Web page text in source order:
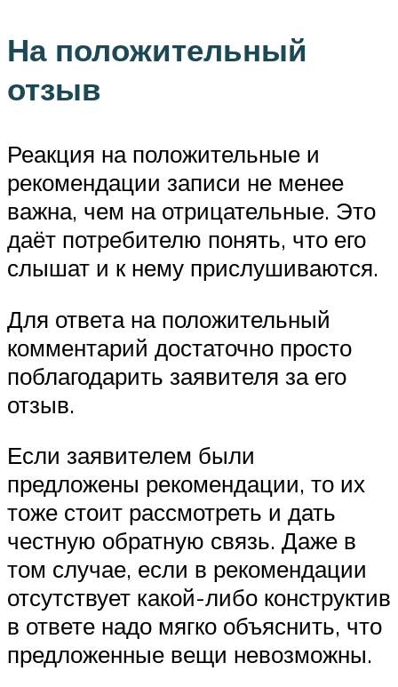
На положительный
отзыв
Реакция на положительные и
рекомендации записи не менее
важна, чем на отрицательные. Это
даёт потребителю понять, что его
слышат и к нему прислушиваются.
Для ответа на положительный
комментарий достаточно просто
поблагодарить заявителя за его
отзыв.
Если заявителем были
предложены рекомендации, то их
тоже стоит рассмотреть и дать
честную обратную связь. Даже в
том случае, если в рекомендации
отсутствует какой-либо конструктив
в ответе надо мягко объяснить, что
предложенные вещи невозможны.